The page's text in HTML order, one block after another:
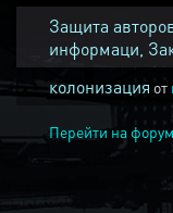
Защита
информаци,
колонизация от
Перейти на форум